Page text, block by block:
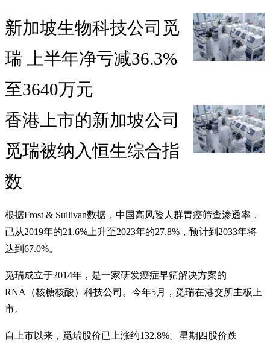
新加坡生物科技公司觅
瑞 上半年净亏减36.3%
至3640万元
香港上市的新加坡公司
觅瑞被纳入恒生综合指
数
根据Frost & Sullivan数据，中国高风险人群胃癌筛查渗透率，
已从2019年的21.6%上升至2023年的27.8%，预计到2033年将
达到67.0%。
觅瑞成立于2014年，是一家研发癌症早筛解决方案的
RNA（核糖核酸）科技公司。今年5月，觅瑞在港交所主板上
市。
自上市以来，觅瑞股价已上涨约132.8%。星期四股价跌